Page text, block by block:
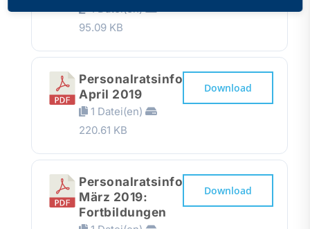
1 Datei(en)
95.09 KB
Personalratsinfo
April 2019
1 Datei(en)
220.61 KB
Download
Personalratsinfo
März 2019:
Fortbildungen
Download